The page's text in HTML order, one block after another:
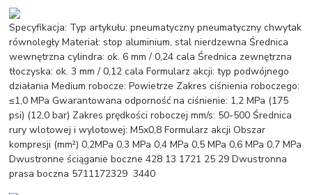
Specyfikacja: Typ artykułu: pneumatyczny pneumatyczny chwytak
równoległy Materiał: stop aluminium, stal nierdzewna Średnica
wewnętrzna cylindra: ok. 6 mm / 0,24 cala Średnica zewnętrzna
tłoczyska: ok. 3 mm / 0,12 cala Formularz akcji: typ podwójnego
działania Medium robocze: Powietrze Zakres ciśnienia roboczego:
≤1,0 MPa Gwarantowana odporność na ciśnienie: 1,2 MPa (175
psi) (12,0 bar) Zakres prędkości roboczej mm/s: 50-500 Średnica
rury wlotowej i wylotowej: M5x0,8 Formularz akcji Obszar
kompresji (mm²) 0,2MPa 0,3 MPa 0,4 MPa 0,5 MPa 0,6 MPa 0,7 MPa
Dwustronne ściąganie boczne 428 13 1721 25 29 Dwustronna
prasa boczna 5711172329 3440